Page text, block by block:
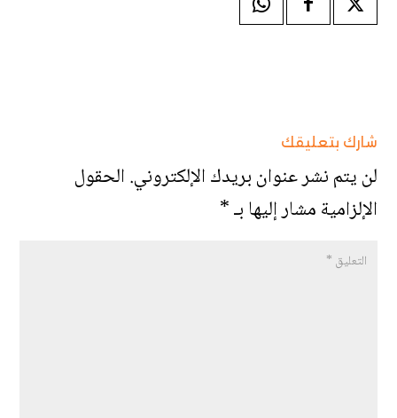
شارك بتعليقك
لن يتم نشر عنوان بريدك الإلكتروني.الحقول
الإلزامية مشار إليها بـ*